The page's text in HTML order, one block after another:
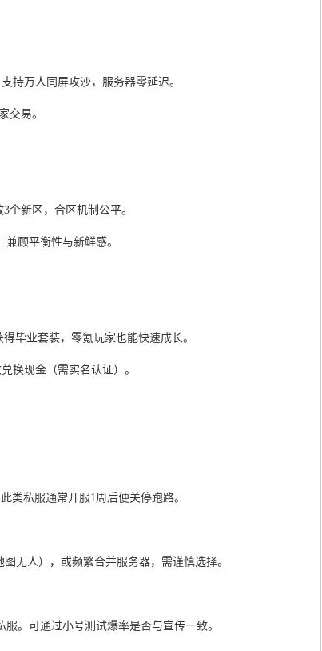
持万人同屏攻沙，服务器零延迟。
交易。
个新区，合区机制公平。
顾平衡性与新鲜感。
毕业套装，零氪玩家也能快速成长。
换现金（需实名认证）。
类私服通常开服1周后便关停跑路。
无人），或频繁合并服务器，需谨慎选择。
。可通过小号测试爆率是否与宣传一致。